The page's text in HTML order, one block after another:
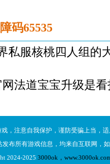
码65535
私服核桃四人组的
法道宝宝升级是
，注意自我保护，谨防受骗上当，
发布所有游戏信息，均来自互联网，
2024-2025 3000ok，